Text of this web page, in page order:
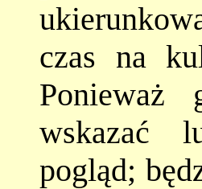
czas na
Ponieważ
wskazać
pogląd;